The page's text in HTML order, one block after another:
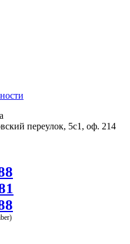
переулок, 5с1, оф. 214